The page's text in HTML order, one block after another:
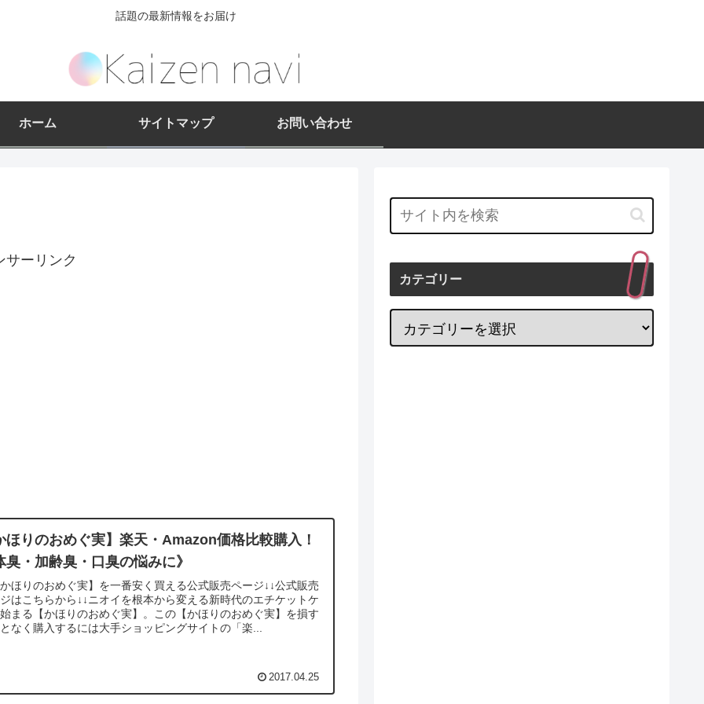
話題の最新情報をお届け
ホーム サイトマップ お問い合わせ
サーリンク
ほりのおめぐ実】楽天・Amazon価格比較購入！
臭・加齢臭・口臭の悩みに》
ほりのおめぐ実】を一番安く買える公式販売ページ↓↓公式販売
はこちらから↓↓ニオイを根本から変える新時代のエチケットケ
まる【かほりのおめぐ実】。この【かほりのおめぐ実】を損す
なく購入するには大手ショッピングサイトの「楽...
2017.04.25
カテゴリー